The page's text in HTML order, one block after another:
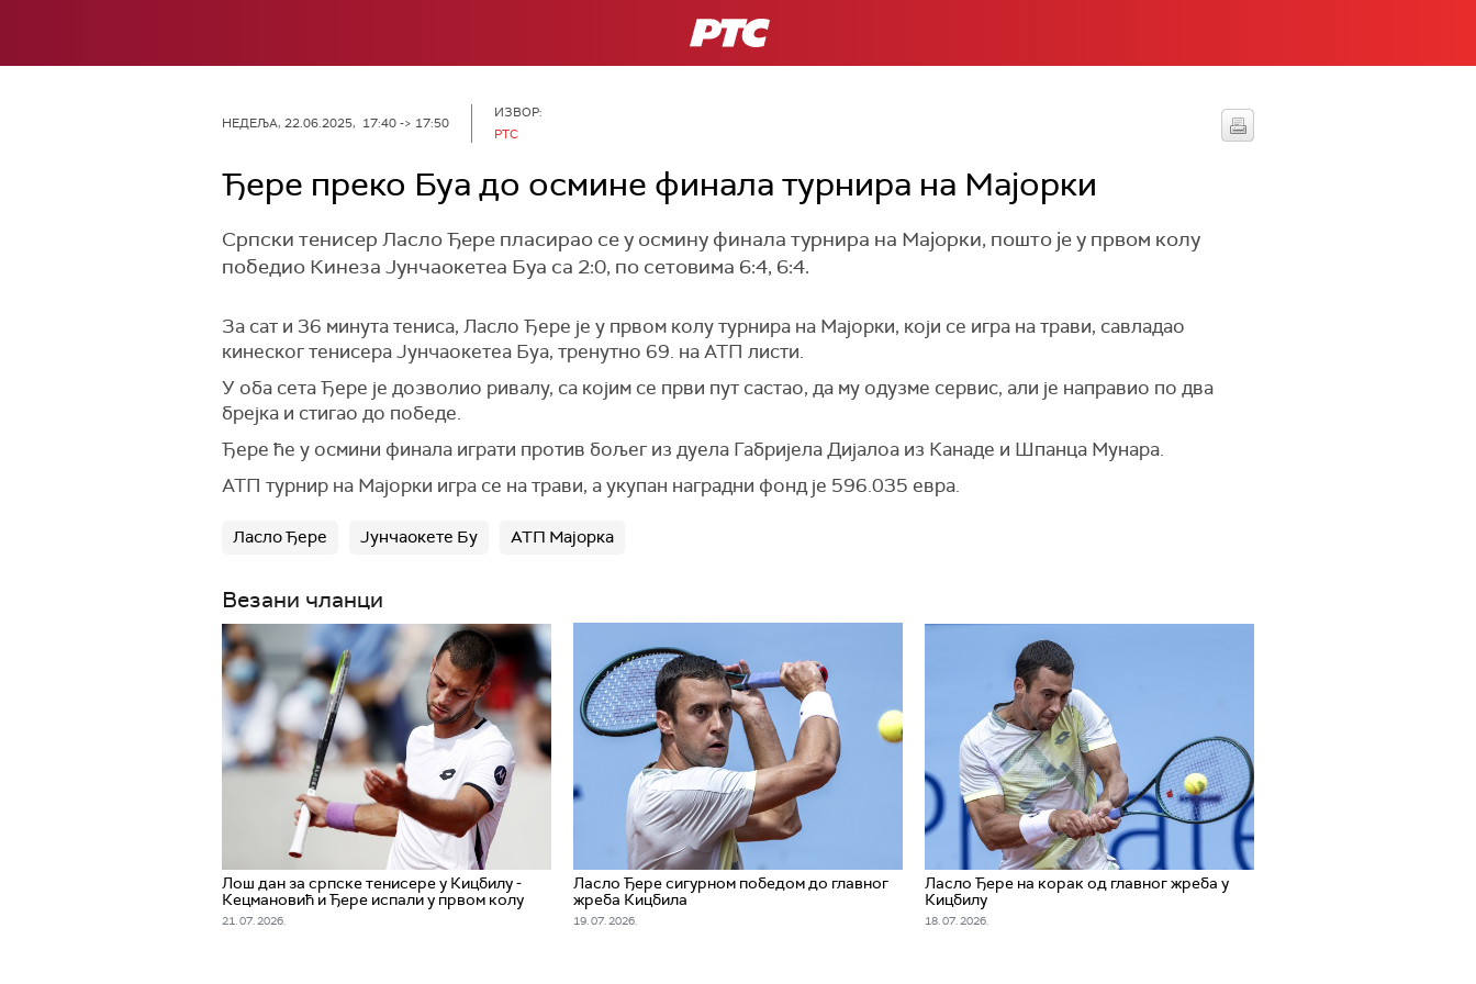
РТС
НЕДЕЉА, 22.06.2025, 17:40 -> 17:50
ИЗВОР:
РТС
Ђере преко Буа до осмине финала турнира на Мајорки
Српски тенисер Ласло Ђере пласирао се у осмину финала турнира на Мајорки, пошто је у првом колу
победио Кинеза Јунчаокетеа Буа са 2:0, по сетовима 6:4, 6:4.
За сат и 36 минута тениса, Ласло Ђере је у првом колу турнира на Мајорки, који се игра на трави, савладао
кинеског тенисера Јунчаокетеа Буа, тренутно 69. на АТП листи.
У оба сета Ђере је дозволио ривалу, са којим се први пут састао, да му одузме сервис, али је направио по два
брејка и стигао до победе.
Ђере ће у осмини финала играти против бољег из дуела Габријела Дијалоа из Канаде и Шпанца Мунара.
АТП турнир на Мајорки игра се на трави, а укупан наградни фонд је 596.035 евра.
Ласло Ђере Јунчаокете Бу АТП Мајорка
Везани чланци
Лош дан за српске тенисере у Кицбилу -
Кецмановић и Ђере испали у првом колу
21. 07. 2026.
Ласло Ђере сигурном победом до главног
жреба Кицбила
19. 07. 2026.
Ласло Ђере на корак од главног жреба у
Кицбилу
18. 07. 2026.